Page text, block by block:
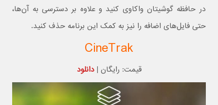
در حافظه گوشیتان واکاوی کنید و علاوه بر دسترسی به آن‌ها،
حتی فایل‌های اضافه را نیز به کمک این برنامه حذف کنید.
CineTrak
قیمت: رایگان |دانلود